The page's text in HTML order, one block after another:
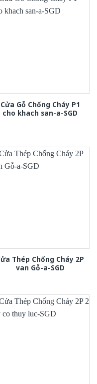
Cửa Gỗ Chống Cháy P1
cho khach san-a-SGD
Thép Chống Cháy 2P
van Gỗ-a-SGD